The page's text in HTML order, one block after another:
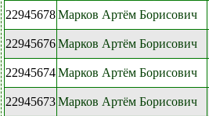
22945678Марков Артём Борисович
22945676Марков Артём Борисович
22945674Марков Артём Борисович
22945673Марков Артём Борисович